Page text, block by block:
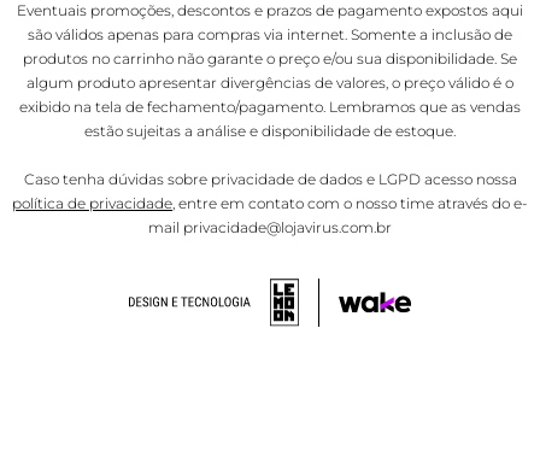
Eventuais promoções, descontos e prazos de pagamento expostos aqui
são válidos apenas para compras via internet. Somente a inclusão de
produtos no carrinho não garante o preço e/ou sua disponibilidade. Se
algum produto apresentar divergências de valores, o preço válido é o
exibido na tela de fechamento/pagamento. Lembramos que as vendas
estão sujeitas a análise e disponibilidade de estoque.
Caso tenha dúvidas sobre privacidade de dados e LGPD acesso nossa
política de privacidade, entre em contato com o nosso time através do e-
mail privacidade@lojavirus.com.br